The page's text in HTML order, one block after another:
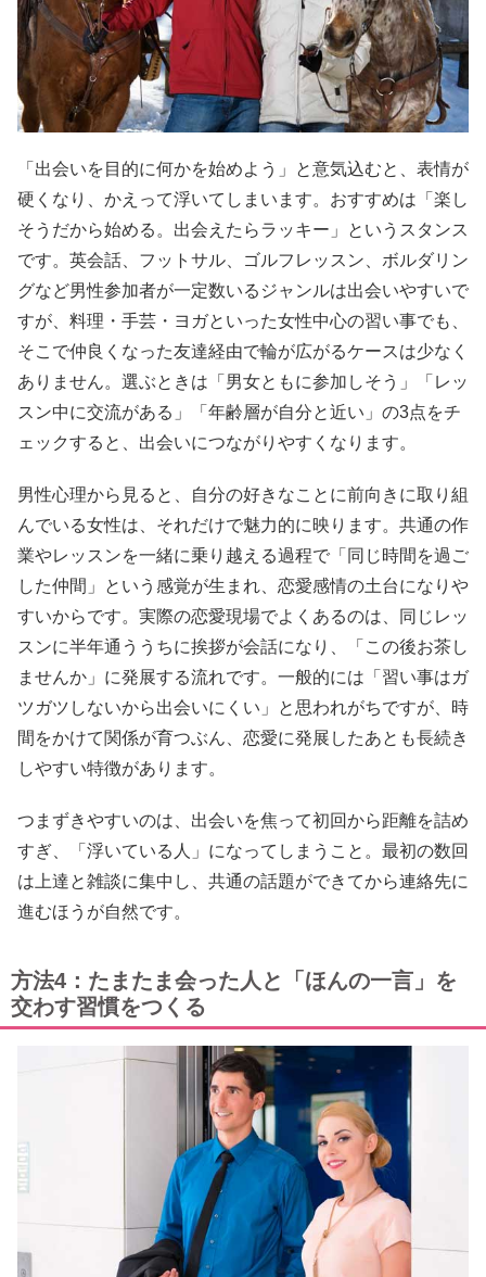
「出会いを目的に何かを始めよう」と意気込むと、表情が
硬くなり、かえって浮いてしまいます。おすすめは「楽し
そうだから始める。出会えたらラッキー」というスタンス
です。英会話、フットサル、ゴルフレッスン、ボルダリン
グなど男性参加者が一定数いるジャンルは出会いやすいで
すが、料理・手芸・ヨガといった女性中心の習い事でも、
そこで仲良くなった友達経由で輪が広がるケースは少なく
ありません。選ぶときは「男女ともに参加しそう」「レッ
スン中に交流がある」「年齢層が自分と近い」の3点をチ
ェックすると、出会いにつながりやすくなります。
男性心理から見ると、自分の好きなことに前向きに取り組
んでいる女性は、それだけで魅力的に映ります。共通の作
業やレッスンを一緒に乗り越える過程で「同じ時間を過ご
した仲間」という感覚が生まれ、恋愛感情の土台になりや
すいからです。実際の恋愛現場でよくあるのは、同じレッ
スンに半年通ううちに挨拶が会話になり、「この後お茶し
ませんか」に発展する流れです。一般的には「習い事はガ
ツガツしないから出会いにくい」と思われがちですが、時
間をかけて関係が育つぶん、恋愛に発展したあとも長続き
しやすい特徴があります。
つまずきやすいのは、出会いを焦って初回から距離を詰め
すぎ、「浮いている人」になってしまうこと。最初の数回
は上達と雑談に集中し、共通の話題ができてから連絡先に
進むほうが自然です。
方法4：たまたま会った人と「ほんの一言」を
交わす習慣をつくる